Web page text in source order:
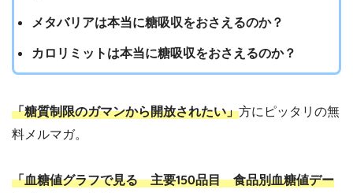
メタバリアは本当に糖吸収をおさえるのか？
カロリミットは本当に糖吸収をおさえるのか？
「糖質制限のガマンから開放されたい」方にピッタリの無
料メルマガ。
「血糖値グラフで見る 主要150品目 食品別血糖値デー